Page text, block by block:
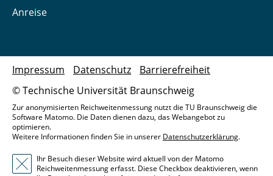
Anreise
© Technische Universität Braunschweig
Impressum Datenschutz Barrierefreiheit
Zur anonymisierten Reichweitenmessung nutzt die TU Braunschweig die
Software Matomo. Die Daten dienen dazu, das Webangebot zu
optimieren.
Weitere Informationen finden Sie in unserer Datenschutzerklärung.
Ihr Besuch dieser Website wird aktuell von der Matomo
Reichweitenmessung erfasst. Diese Checkbox deaktivieren, wenn